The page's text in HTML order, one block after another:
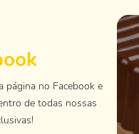
página no Facebook e
de todas nossas